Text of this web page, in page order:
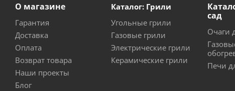
О магазине
Гарантия
Доставка
Оплата
Возврат товара
Наши проекты
Блог
Каталог: Грили
Угольные грили
Газовые грили
Электрические грили
Керамические грили
сад
Очаги
Печи